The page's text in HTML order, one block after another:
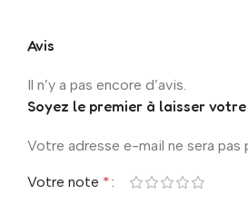
Avis
Il n’y a pas encore d’avis.
Soyez le premier à laisser votre
Votre adresse e-mail ne sera pas
Votre note *